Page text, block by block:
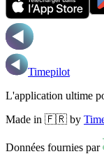
Timepilot
L'application ultime
Made in 🇫🇷 by
Données fournies par